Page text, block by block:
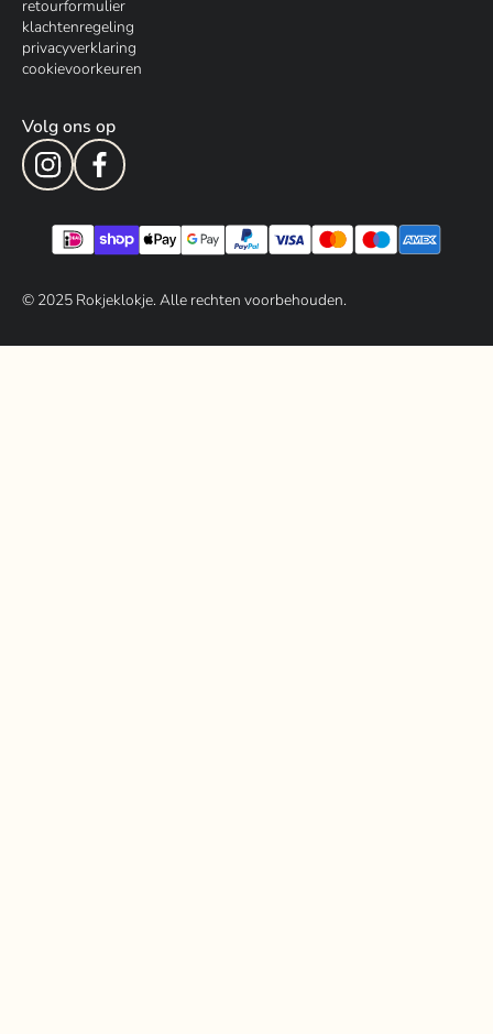
retourformulier
klachtenregeling
privacyverklaring
cookievoorkeuren
Volg ons op
© 2025Rokjeklokje. Alle rechten voorbehouden.